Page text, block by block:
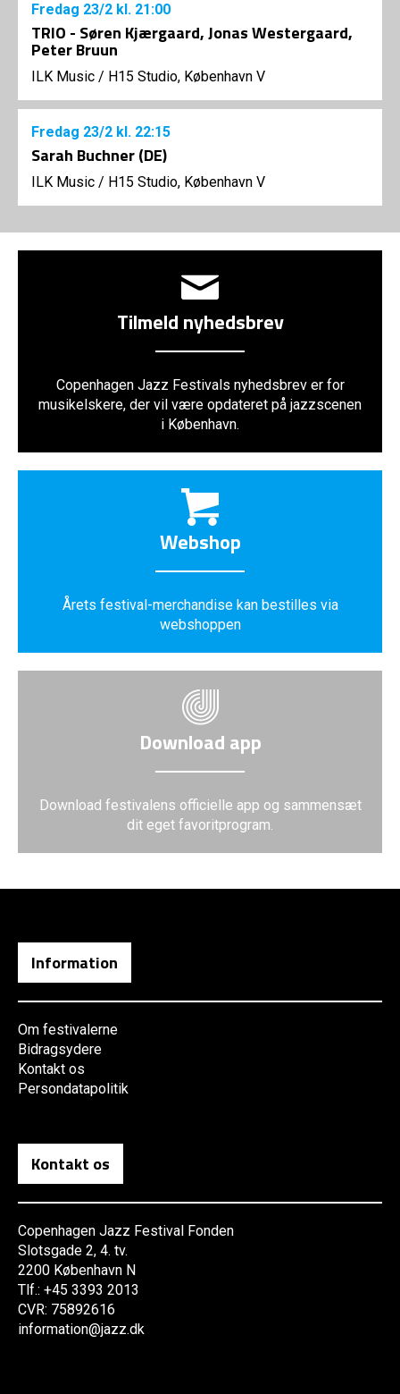
Fredag 23/2 kl. 21:00
TRIO - Søren Kjærgaard, Jonas Westergaard,
Peter Bruun
ILK Music / H15 Studio, København V
Fredag 23/2 kl. 22:15
Sarah Buchner (DE)
ILK Music / H15 Studio, København V
Tilmeld nyhedsbrev
Copenhagen Jazz Festivals nyhedsbrev er for
musikelskere, der vil være opdateret på jazzscenen
i København.
Webshop
Årets festival-merchandise kan bestilles via
webshoppen
Download app
Download festivalens officielle app og sammensæt
dit eget favoritprogram.
Information
Om festivalerne
Bidragsydere
Kontakt os
Persondatapolitik
Kontakt os
Copenhagen Jazz Festival Fonden
Slotsgade 2, 4. tv.
2200 København N
Tlf.: +45 3393 2013
CVR: 75892616
information@jazz.dk